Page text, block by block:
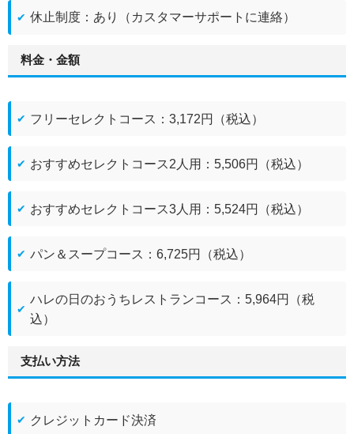
休止制度：あり（カスタマーサポートに連絡）
料金・金額
フリーセレクトコース：3,172円（税込）
おすすめセレクトコース2人用：5,506円（税込）
おすすめセレクトコース3人用：5,524円（税込）
パン＆スープコース：6,725円（税込）
ハレの日のおうちレストランコース：5,964円（税
込）
支払い方法
クレジットカード決済